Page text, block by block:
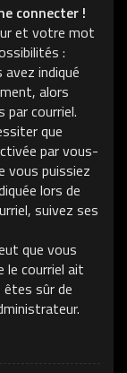
connecter !
et votre mot
:
indiqué
alors
par courriel.
que
par vous-
vous puissiez
lors de
suivez ses
que vous
le courriel ait
sûr de